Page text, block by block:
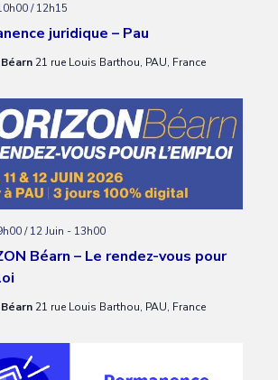
juridique – Pau
/12h15
Béarn 21 rue Louis Barthou, PAU, France
Béarn – Le rendez-vous pour
/12 Juin - 13h00
Béarn 21 rue Louis Barthou, PAU, France